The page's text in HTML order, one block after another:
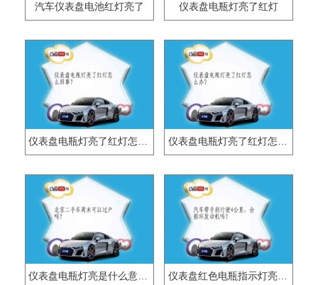
汽车仪表盘电池红灯亮了 仪表盘电瓶灯亮了红灯
仪表盘红色电瓶指示灯亮的原因是什么？